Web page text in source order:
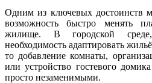
Одним из ключевых достоинств
возможность быстро менять
жилище. В городской
необходимость адаптировать
то добавление комнаты,
или устройство гостевого
просто незаменимыми.